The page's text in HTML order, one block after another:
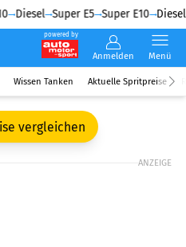
Diesel Super E5 Super E10 Diesel
powered by
Anmelden Menü
Wissen Tanken Aktuelle Spritpreise
vergleichen
ANZEIGE